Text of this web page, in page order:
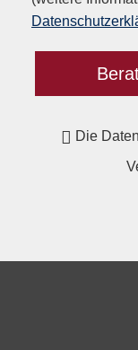
Die